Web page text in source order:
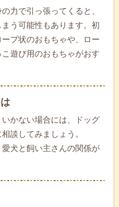
力で引っ張ってくると、
う可能性もあります。初
プ状のおもちゃや、ロー
遊び用のおもちゃがおす
かない場合には、ドッグ
談してみましょう。
犬と飼い主さんの関係が